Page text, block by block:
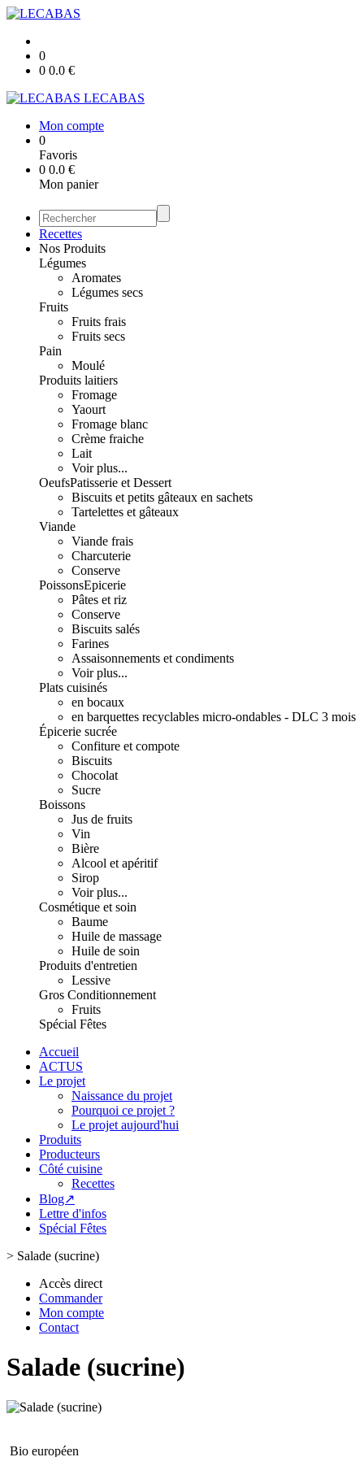
0
0 0.0 €
LECABAS
Mon compte
0
Favoris
0 0.0 €
Mon panier
Recettes
Nos Produits
Légumes
Aromates
Légumes secs
Fruits
Fruits frais
Fruits secs
Pain
Moulé
Produits laitiers
Fromage
Yaourt
Fromage blanc
Crème fraiche
Lait
Voir plus...
OeufsPatisserie et Dessert
Biscuits et petits gâteaux en sachets
Tartelettes et gâteaux
Viande
Viande frais
Charcuterie
Conserve
PoissonsEpicerie
Pâtes et riz
Conserve
Biscuits salés
Farines
Assaisonnements et condiments
Voir plus...
Plats cuisinés
en bocaux
en barquettes recyclables micro-ondables - DLC 3 mois
Épicerie sucrée
Confiture et compote
Biscuits
Chocolat
Sucre
Boissons
Jus de fruits
Vin
Bière
Alcool et apéritif
Sirop
Voir plus...
Cosmétique et soin
Baume
Huile de massage
Huile de soin
Produits d'entretien
Lessive
Gros Conditionnement
Fruits
Spécial Fêtes
Accueil
ACTUS
Le projet
Naissance du projet
Pourquoi ce projet ?
Le projet aujourd'hui
Produits
Producteurs
Côté cuisine
Recettes
Blog↗
Lettre d'infos
Spécial Fêtes
> Salade (sucrine)
Accès direct
Commander
Mon compte
Contact
Salade (sucrine)
Bio européen